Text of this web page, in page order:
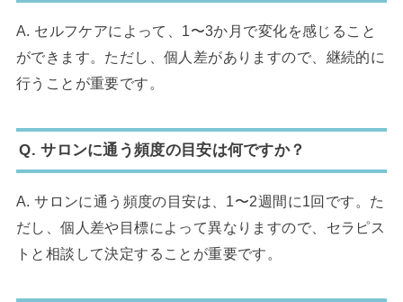
A. セルフケアによって、1〜3か月で変化を感じること
ができます。ただし、個人差がありますので、継続的に
行うことが重要です。
Q. サロンに通う頻度の目安は何ですか？
A. サロンに通う頻度の目安は、1〜2週間に1回です。た
だし、個人差や目標によって異なりますので、セラピス
トと相談して決定することが重要です。